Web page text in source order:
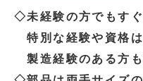
◇未経験の方でもす
特別な経験や資格は
製造経験のある方